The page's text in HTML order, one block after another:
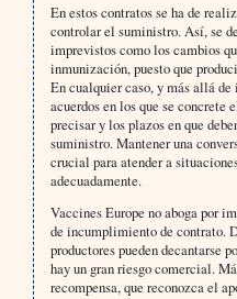
En estos contratos se ha de
controlar el suministro. Así, se
imprevistos como los cambios
inmunización, puesto que
En cualquier caso, y más allá
acuerdos en los que se concrete
precisar y los plazos en que
suministro. Mantener una
crucial para atender a
adecuadamente.
Vaccines Europe no aboga por
de incumplimiento de contrato.
productores pueden decantarse
hay un gran riesgo comercial.
recompensa, que reconozca el